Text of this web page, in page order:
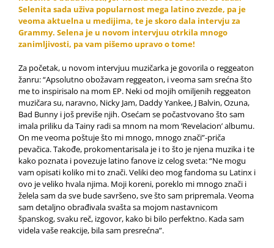
Selenita sada uživa popularnost mega latino zvezde, pa je
veoma aktuelna u medijima, te je skoro dala intervju za
Grammy. Selena je u novom intervjuu otrkila mnogo
zanimljivosti, pa vam pišemo upravo o tome!
Za početak, u novom intervjuu muzičarka je govorila o reggeaton
žanru: “Apsolutno obožavam reggeaton, i veoma sam srećna što
me to inspirisalo na mom EP. Neki od mojih omiljenih reggeaton
muzičara su, naravno, Nicky Jam, Daddy Yankee, J Balvin, Ozuna,
Bad Bunny i još previše njih. Osećam se počastvovano što sam
imala priliku da Tainy radi sa mnom na mom ‘Revelacion’ albumu.
On me veoma poštuje što mi mnogo, mnogo znači”-priča
pevačica. Takođe, prokomentarisala je i to što je njena muzika i te
kako poznata i povezuje latino fanove iz celog sveta: “Ne mogu
vam opisati koliko mi to znači. Veliki deo mog fandoma su Latinx i
ovo je veliko hvala njima. Moji koreni, poreklo mi mnogo znači i
želela sam da sve bude savršeno, sve što sam pripremala. Veoma
sam detaljno obrađivala svašta sa mojom nastavnicom
španskog, svaku reč, izgovor, kako bi bilo perfektno. Kada sam
videla vaše reakcije, bila sam presrećna”.